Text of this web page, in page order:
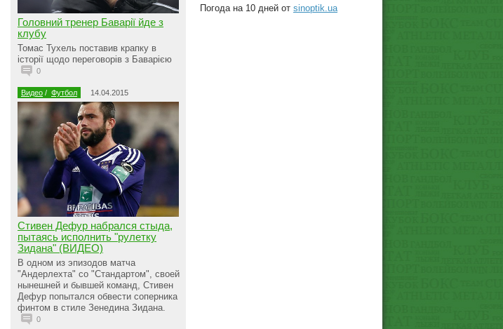
Головний тренер Баварії йде з
клубу
Томас Тухель поставив крапку в
історії щодо переговорів з Баварією
0
Видео / Футбол 14.04.2015
Стивен Дефур набрался стыда,
пытаясь исполнить "рулетку
Зидана" (ВИДЕО)
В одном из эпизодов матча
"Андерлехта" со "Стандартом", своей
нынешней и бывшей команд, Стивен
Дефур попытался обвести соперника
финтом в стиле Зенедина Зидана.
0
Погода на 10 дней от sinoptik.ua